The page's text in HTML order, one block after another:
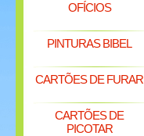
OFÍCIOS
PINTURAS BIBEL
CARTÕES DE FURAR
CARTÕES DE
PICOTAR